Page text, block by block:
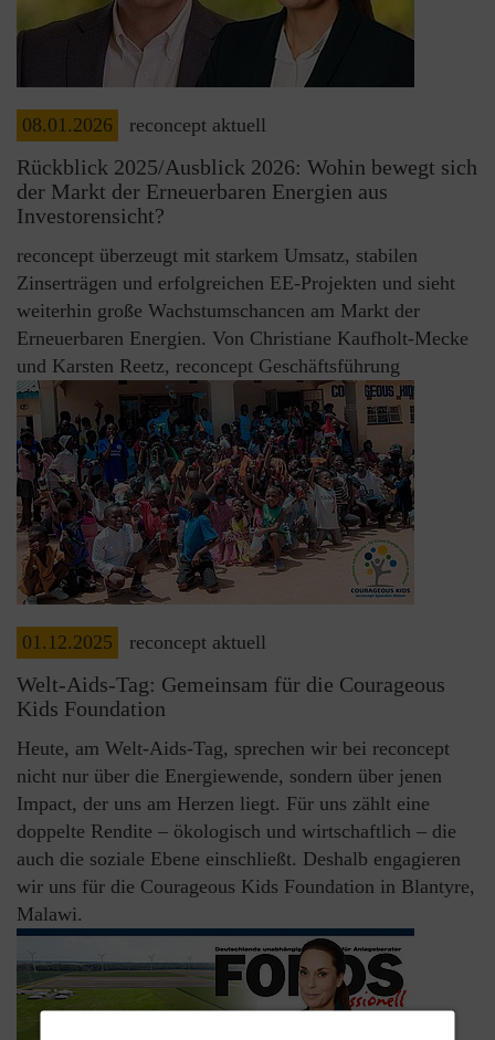
08.01.2026 reconcept aktuell
Rückblick 2025/Ausblick 2026: Wohin bewegt sich
der Markt der Erneuerbaren Energien aus
Investorensicht?
reconcept überzeugt mit starkem Umsatz, stabilen
Zinserträgen und erfolgreichen EE-Projekten und sieht
weiterhin große Wachstumschancen am Markt der
Erneuerbaren Energien. Von Christiane Kaufholt-Mecke
und Karsten Reetz, reconcept Geschäftsführung
01.12.2025 reconcept aktuell
Welt-Aids-Tag: Gemeinsam für die Courageous
Kids Foundation
Heute, am Welt-Aids-Tag, sprechen wir bei reconcept
nicht nur über die Energiewende, sondern über jenen
Impact, der uns am Herzen liegt. Für uns zählt eine
doppelte Rendite – ökologisch und wirtschaftlich – die
auch die soziale Ebene einschließt. Deshalb engagieren
wir uns für die Courageous Kids Foundation in Blantyre,
Malawi.